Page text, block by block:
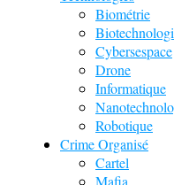
Biométrie
Cybersespace
Drone
Informatique
Robotique
Crime Organisé
Cartel
Mafia